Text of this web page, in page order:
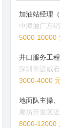
加油站经理（
中海油广东
5000-10000
井口服务工
深圳市迈威
3000-4000
地面队主操
廊坊开发区
8000-12000